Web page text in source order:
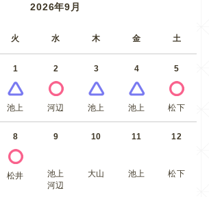
2026年9月
火 水 木 金 土
1
池上
2
河辺
3
池上
4
池上
5
松下
8
松井
9
池上
河辺
10
大山
11
池上
12
松下